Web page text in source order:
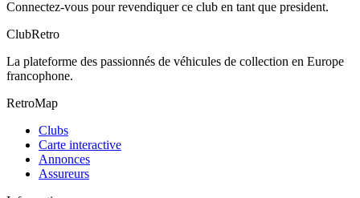
Connectez-vous pour revendiquer ce club en tant que president.
ClubRetro
La plateforme des passionnés de véhicules de collection en Europe
francophone.
RetroMap
Clubs
Carte interactive
Annonces
Assureurs